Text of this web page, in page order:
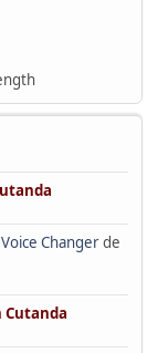
Changerde
Cutanda